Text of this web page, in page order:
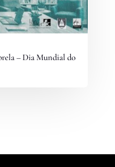
– Dia Mundial do